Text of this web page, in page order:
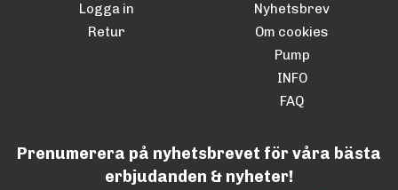
Logga in
Retur
Nyhetsbrev
Om cookies
Pump
INFO
FAQ
Prenumerera på nyhetsbrevet för våra bästa
erbjudanden & nyheter!